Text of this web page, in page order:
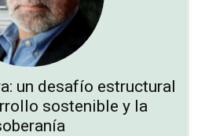
un desafío estructural
sostenible y la